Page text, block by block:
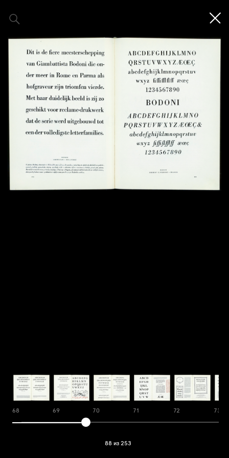
68 69 70 71 72 73
88 из 253